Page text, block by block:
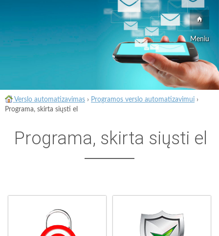
Meniu
Verslo automatizavimas › Programos verslo automatizavimui ›
Programa, skirta siųsti el
Programa, skirta siųsti el